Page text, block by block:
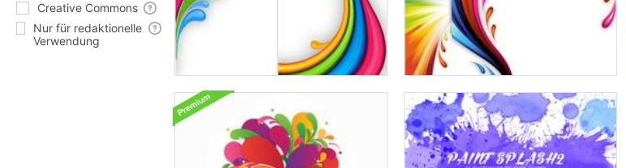
Creative Commons
Nur für redaktionelle
Verwendung